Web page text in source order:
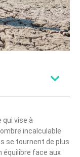
qui vise à
incalculable
se tournent de plus
équilibre face aux